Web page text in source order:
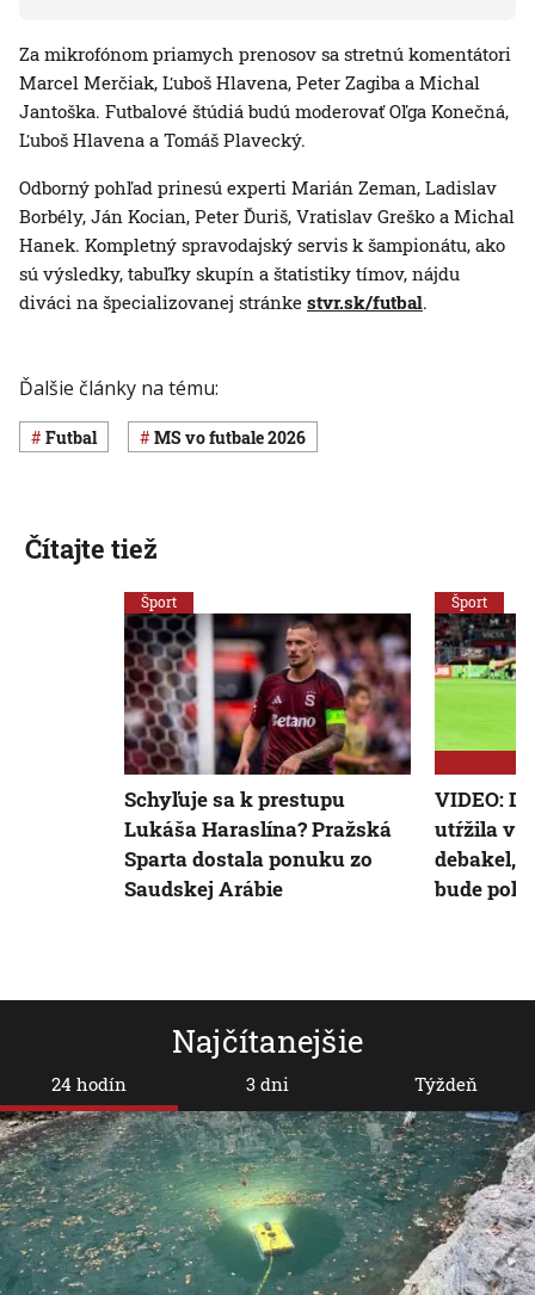
Za mikrofónom priamych prenosov sa stretnú komentátori
Marcel Merčiak, Ľuboš Hlavena, Peter Zagiba a Michal
Jantoška. Futbalové štúdiá budú moderovať Oľga Konečná,
Ľuboš Hlavena a Tomáš Plavecký.
Odborný pohľad prinesú experti Marián Zeman, Ladislav
Borbély, Ján Kocian, Peter Ďuriš, Vratislav Greško a Michal
Hanek. Kompletný spravodajský servis k šampionátu, ako
sú výsledky, tabuľky skupín a štatistiky tímov, nájdu
diváci na špecializovanej stránke stvr.sk/futbal.
Ďalšie články na tému:
Futbal MS vo futbale 2026
Najčítanejšie
24 hodín 3 dni Týždeň
Čítajte tiež
Šport
Schyľuje sa k prestupu
Lukáša Haraslína? Pražská
Sparta dostala ponuku zo
Saudskej Arábie
Šport
VIDEO:
utŕžila v
debakel,
bude